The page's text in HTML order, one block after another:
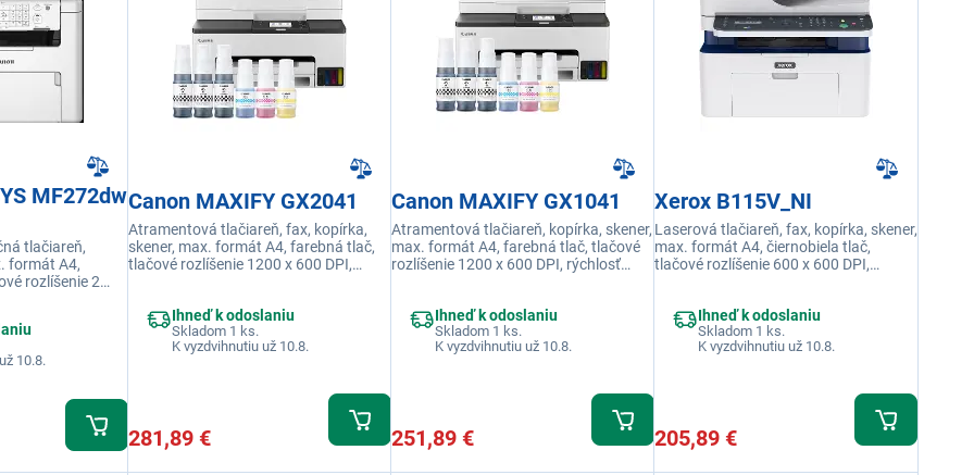
MF272dw
tlačiareň,
formát A4,
rozlíšenie 2
LAN, displej LCD
10.8.
Canon MAXIFY GX2041
Atramentová tlačiareň, fax, kopírka,
skener, max. formát A4, farebná tlač,
tlačové rozlíšenie 1200 x 600 DPI,
Fi, USB, displej
Ihneď k odoslaniu
Skladom 1 ks.
K vyzdvihnutiu už 10.8.
281,89 €
Canon MAXIFY GX1041
Atramentová tlačiareň, kopírka, skener,
max. formát A4, farebná tlač, tlačové
rozlíšenie 1200 x 600 DPI, rýchlosť
USB, displejIhneď k odoslaniu
Skladom 1 ks.
K vyzdvihnutiu už 10.8.
251,89 €
Xerox B115V_NI
Laserová tlačiareň, fax, kopírka, skener,
max. formát A4, čiernobiela tlač,
tlačové rozlíšenie 600 x 600 DPI,
pripojenie LAN, USB, Wi-Fi, displej LCD
Ihneď k odoslaniu
Skladom 1 ks.
K vyzdvihnutiu už 10.8.
205,89 €